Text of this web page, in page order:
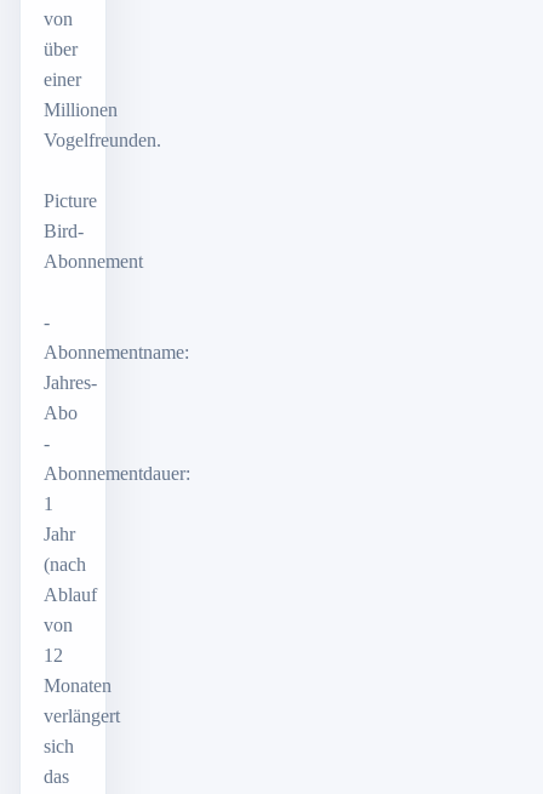
von
über
einer
Millionen
Vogelfreunden.
Picture
Bird-
Abonnement
-
Abonnementname:
Jahres-
Abo
-
Abonnementdauer:
1
Jahr
(nach
Ablauf
von
12
Monaten
verlängert
sich
das